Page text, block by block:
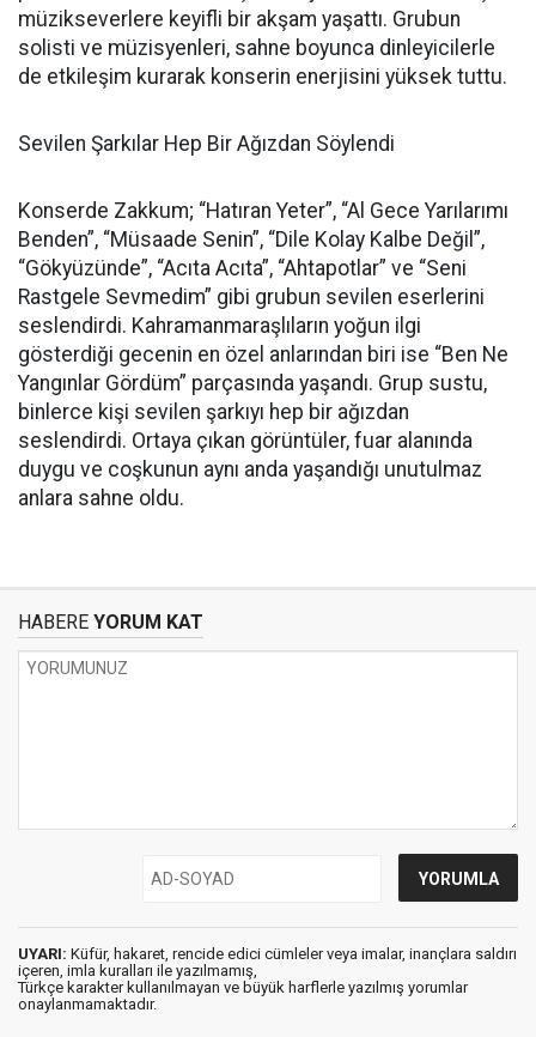
müzikseverlere keyifli bir akşam yaşattı. Grubun
solisti ve müzisyenleri, sahne boyunca dinleyicilerle
de etkileşim kurarak konserin enerjisini yüksek tuttu.
Sevilen Şarkılar Hep Bir Ağızdan Söylendi
Konserde Zakkum; “Hatıran Yeter”, “Al Gece Yarılarımı
Benden”, “Müsaade Senin”, “Dile Kolay Kalbe Değil”,
“Gökyüzünde”, “Acıta Acıta”, “Ahtapotlar” ve “Seni
Rastgele Sevmedim” gibi grubun sevilen eserlerini
seslendirdi. Kahramanmaraşlıların yoğun ilgi
gösterdiği gecenin en özel anlarından biri ise “Ben Ne
Yangınlar Gördüm” parçasında yaşandı. Grup sustu,
binlerce kişi sevilen şarkıyı hep bir ağızdan
seslendirdi. Ortaya çıkan görüntüler, fuar alanında
duygu ve coşkunun aynı anda yaşandığı unutulmaz
anlara sahne oldu.
HABERE YORUM KAT
UYARI: Küfür, hakaret, rencide edici cümleler veya imalar, inançlara saldırı
içeren, imla kuralları ile yazılmamış,
Türkçe karakter kullanılmayan ve büyük harflerle yazılmış yorumlar
onaylanmamaktadır.